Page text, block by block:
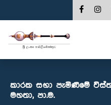
කාරක සභා පැමිණීමේ
මහතා, පා.ම.